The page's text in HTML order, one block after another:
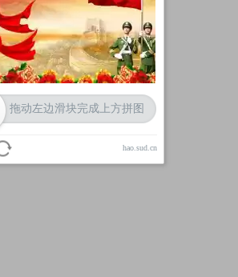
加载中
拖动左边滑块完成上方拼图
hao.sud.cn